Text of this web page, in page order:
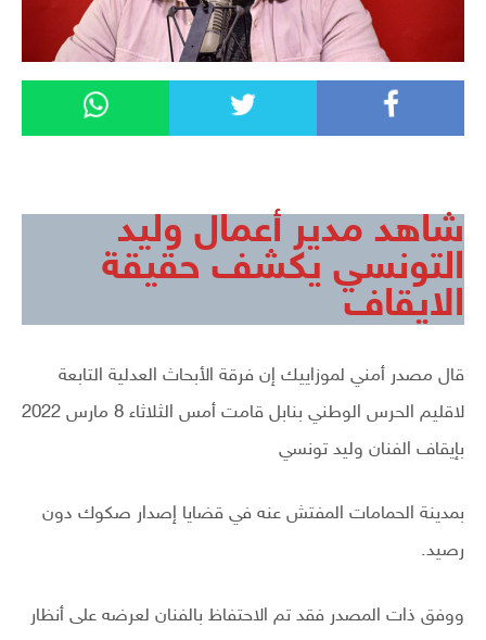
شاهد مدير أعمال وليد
التونسي يكشف حقيقة
الايقاف
قال مصدر أمني لموزاييك إن فرقة الأبحاث العدلية التابعة
لاقليم الحرس الوطني بنابل قامت أمس الثلاثاء 8 مارس 2022
بإيقاف الفنان وليد تونسي
بمدينة الحمامات المفتش عنه في قضايا إصدار صكوك دون
رصيد.
ووفق ذات المصدر فقد تم الاحتفاظ بالفنان لعرضه على أنظار